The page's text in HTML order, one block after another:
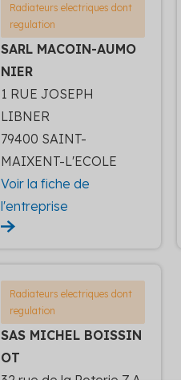
Radiateurs electriques dont
regulation
SARL MACOIN-AUMO
NIER
1 RUE JOSEPH
LIBNER
79400 SAINT-
MAIXENT-L'ECOLE
Voir la fiche de
l'entreprise
Radiateurs electriques dont
regulation
SAS MICHEL BOISSIN
OT
32 rue de la Poterie Z.A